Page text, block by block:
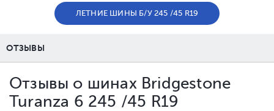
ЛЕТНИЕ ШИНЫ Б/У 245 /45 R19
ОТЗЫВЫ
Отзывы о шинах Bridgestone
Turanza 6 245 /45 R19